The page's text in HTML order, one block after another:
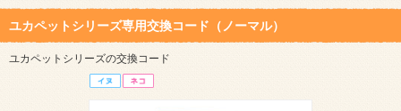
ユカペットシリーズ専用交換コード（ノーマル）
ユカペットシリーズの交換コード